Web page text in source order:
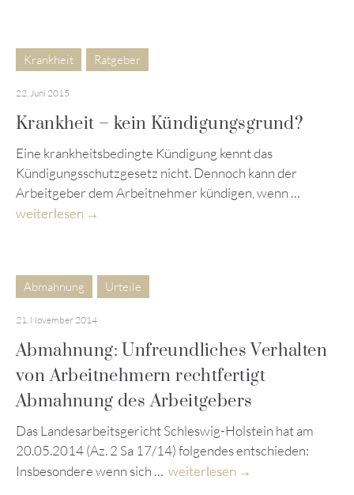
Krankheit Ratgeber
22. Juni 2015
Krankheit – kein Kündigungsgrund?
Eine krankheitsbedingte Kündigung kennt das
Kündigungsschutzgesetz nicht. Dennoch kann der
Arbeitgeber dem Arbeitnehmer kündigen, wenn …
weiterlesen
Abmahnung Urteile
21. November 2014
Abmahnung: Unfreundliches Verhalten
von Arbeitnehmern rechtfertigt
Abmahnung des Arbeitgebers
Das Landesarbeitsgericht Schleswig-Holstein hat am
20.05.2014 (Az. 2 Sa 17/14) folgendes entschieden:
Insbesondere wenn sich … weiterlesen